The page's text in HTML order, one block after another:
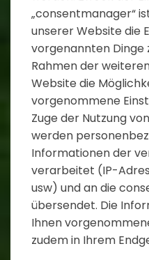
„consentmanager“
unserer Website die
vorgenannten Dinge
Rahmen der
Website die
vorgenommene
Zuge der Nutzung
werden
Informationen der
verarbeitet (IP-
usw) und an die
übersendet. Die
Ihnen
zudem in Ihrem